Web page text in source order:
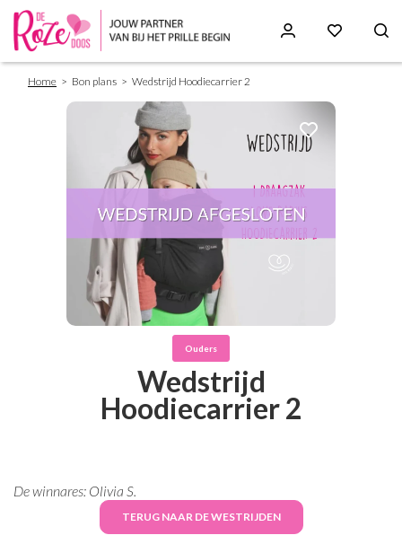
Breadcrumb
Home Bon plans Wedstrijd Hoodiecarrier 2
Ouders
Wedstrijd
Hoodiecarrier 2
De winnares: Olivia S.
TERUG NAAR DE WESTRIJDEN